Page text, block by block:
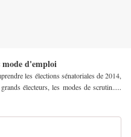
mode d'emploi
les élections sénatoriales de 2014,
électeurs, les modes de scrutin.....